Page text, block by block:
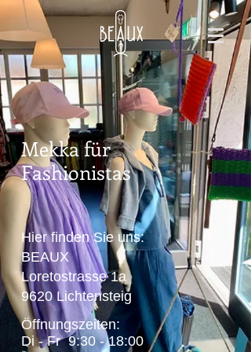
Mekka für
Fashionistas
Hier finden Sie uns:
BEAUX
Loretostrasse 1a
9620 Lichtensteig
Öffnungszeiten:
Di - Fr 9:30 - 18:00